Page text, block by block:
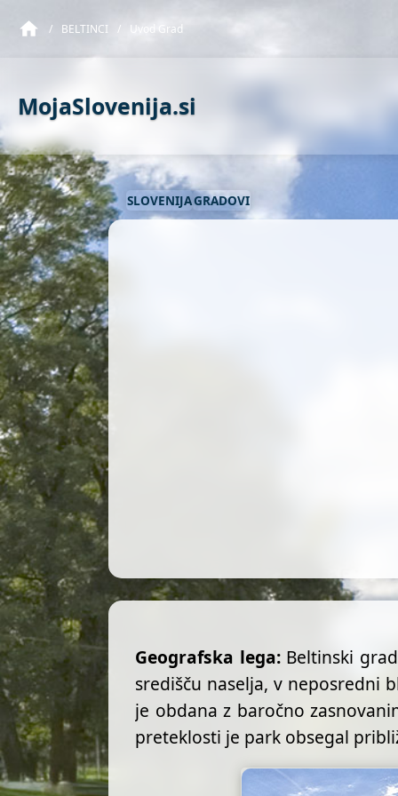
/ BELTINCI / Uvod Grad
MojaSlovenija.si
SLOVENIJAGRADOVI
Geografska lega:Beltinski
središču naselja, v neposredni
je obdana z baročno
preteklosti je park obsegal